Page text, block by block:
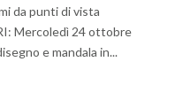
da punti di vista
Mercoledì 24 ottobre
e mandala in...